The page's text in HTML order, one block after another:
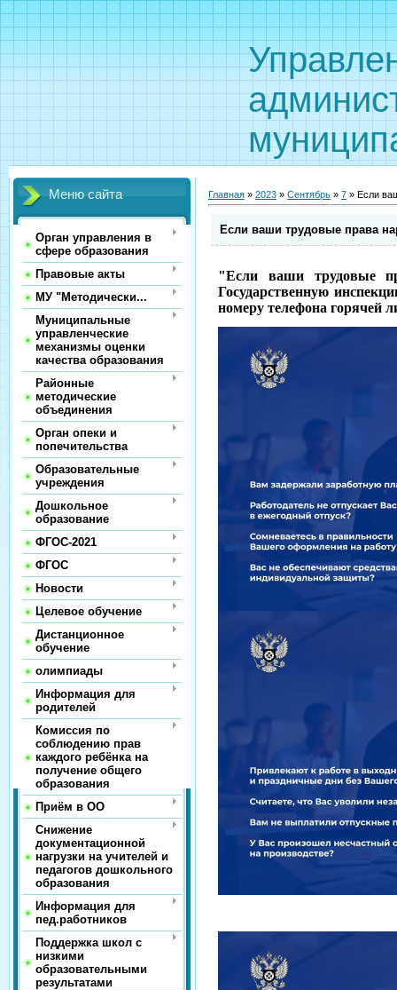
Меню сайта
Орган управления в
сфере образования
Правовые акты
МУ "Методически...
Муниципальные
управленческие
механизмы оценки
качества образования
Районные
методические
объединения
Орган опеки и
попечительства
Образовательные
учреждения
Дошкольное
образование
ФГОС-2021
ФГОС
Новости
Целевое обучение
Дистанционное
обучение
олимпиады
Информация для
родителей
Комиссия по
соблюдению прав
каждого ребёнка на
получение общего
образования
Приём в ОО
Снижение
документационной
нагрузки на учителей и
педагогов дошкольного
образования
Информация для
пед.работников
Поддержка школ с
низкими
образовательными
результатами
Главная » 2023 » Сентябрь » 7 » Если
Если ваши трудовые права
"Если ваши трудовые
Государственную
номеру телефона горячей